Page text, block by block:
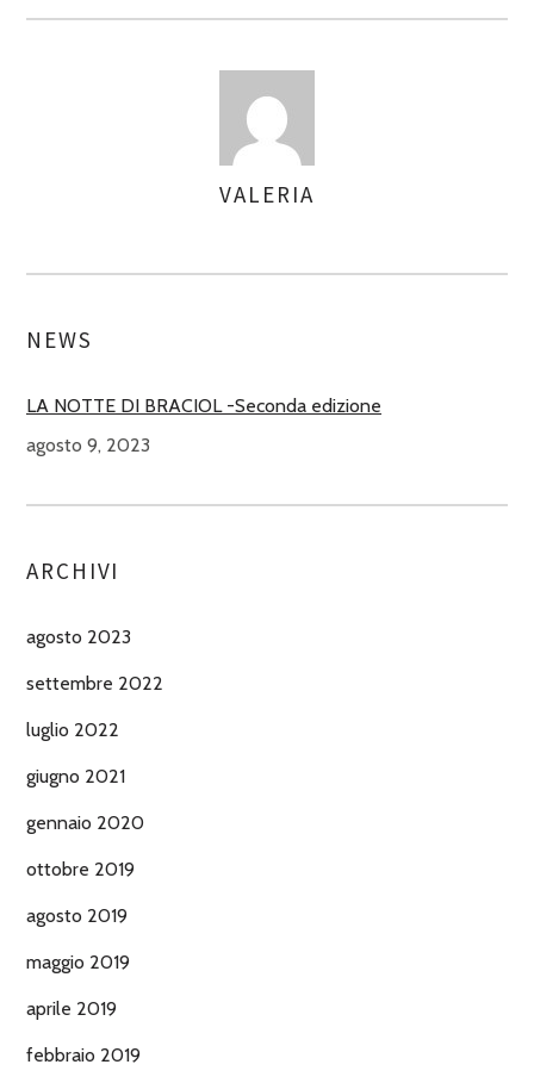
VALERIA
NEWS
LA NOTTE DI BRACIOL -Seconda edizione
agosto 9, 2023
ARCHIVI
agosto 2023
settembre 2022
luglio 2022
giugno 2021
gennaio 2020
ottobre 2019
agosto 2019
maggio 2019
aprile 2019
febbraio 2019